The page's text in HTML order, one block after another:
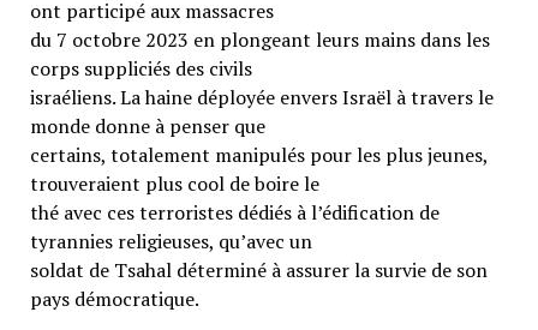
ont participé aux massacres
du 7 octobre 2023 en plongeant leurs mains dans les
corps suppliciés des civils
israéliens. La haine déployée envers Israël à travers le
monde donne à penser que
certains, totalement manipulés pour les plus jeunes,
trouveraient plus cool de boire le
thé avec ces terroristes dédiés à l’édification de
tyrannies religieuses, qu’avec un
soldat de Tsahal déterminé à assurer la survie de son
pays démocratique.